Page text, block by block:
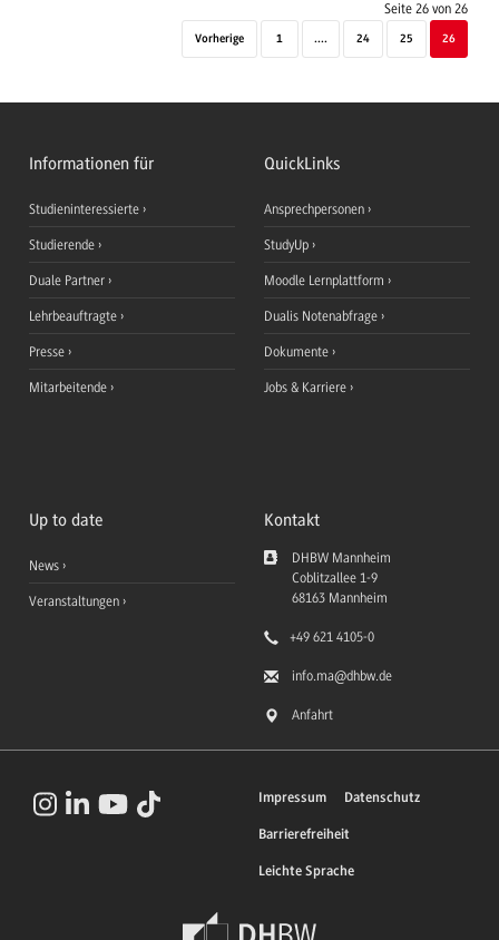
Seite 26 von 26
Vorherige 1 .... 24 25 26
Informationen für
Studieninteressierte
Studierende
Duale Partner
Lehrbeauftragte
Presse
Mitarbeitende
QuickLinks
Ansprechpersonen
StudyUp
Moodle Lernplattform
Dualis Notenabfrage
Dokumente
Jobs & Karriere
Up to date
News
Veranstaltungen
Kontakt
DHBW Mannheim
Coblitzallee 1-9
68163 Mannheim
+49 621 4105-0
info.ma@dhbw.de
Anfahrt
Impressum Datenschutz
Barrierefreiheit
Leichte Sprache